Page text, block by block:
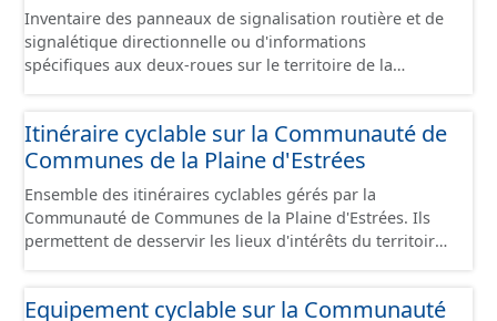
Inventaire des panneaux de signalisation routière et de
signalétique directionnelle ou d'informations
spécifiques aux deux-roues sur le territoire de la
en cours de réalisation. Cet inventaire est en cours, la
donnée n'est donc pas exhaustive.
Itinéraire cyclable sur la Communauté de
Communes de la Plaine d'Estrées
Ensemble des itinéraires cyclables gérés par la
Communauté de Communes de la Plaine d'Estrées. Ils
permettent de desservir les lieux d'intérêts du territoire
de bonnes conditions. Ils peuvent emprunter tout type
Equipement cyclable sur la Communauté